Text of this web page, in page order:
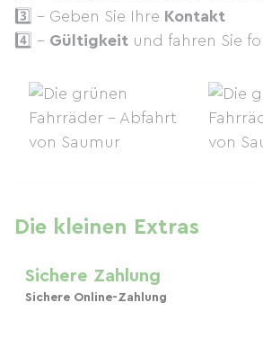
3️⃣ - Geben Sie Ihre Kontakt
4️⃣ - Gültigkeit und fahren Sie
Die kleinen Extras
Sichere Zahlung
Sichere Online-Zahlung